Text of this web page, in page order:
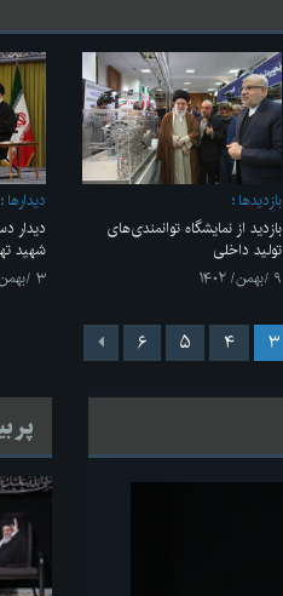
بازديدها
بازدید از نمایشگاه توانمندی‌های
تولید داخلی
۹ /بهمن/ ۱۴۰۲
ديدارها
شهید
۳ /بهمن/ ۱۴۰۲
۳ ۴ ۵ ۶
پر